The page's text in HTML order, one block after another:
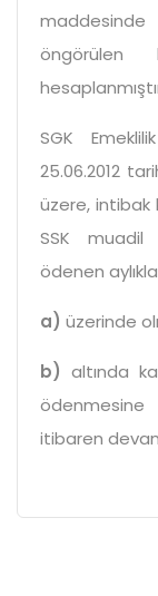
öngörülen
SGK
25.06.2012
üzere, intibak
SSK muadil
ödenen
a) üzerinde
b)altında
itibaren